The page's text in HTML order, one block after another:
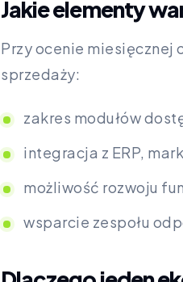
Jakie elementy
Przy ocenie miesięcznej
sprzedaży:
zakres modułów
integracja z ERP,
możliwość rozwoju
wsparcie zespołu